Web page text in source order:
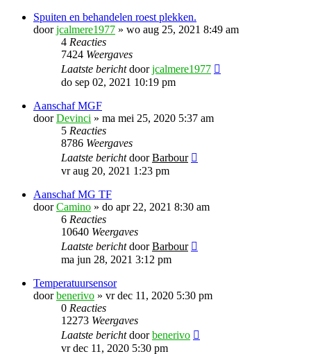
Spuiten en behandelen roest plekken.
doorjcalmere1977 » wo aug 25, 2021 8:49 am
4 Reacties
7424 Weergaves
Laatste berichtdoorjcalmere1977
do sep 02, 2021 10:19 pm
Aanschaf MGF
doorDevinci » ma mei 25, 2020 5:37 am
5 Reacties
8786 Weergaves
Laatste berichtdoorBarbour
vr aug 20, 2021 1:23 pm
Aanschaf MG TF
doorCamino » do apr 22, 2021 8:30 am
6 Reacties
10640 Weergaves
Laatste berichtdoorBarbour
ma jun 28, 2021 3:12 pm
Temperatuursensor
doorbenerivo » vr dec 11, 2020 5:30 pm
0 Reacties
12273 Weergaves
Laatste berichtdoorbenerivo
vr dec 11, 2020 5:30 pm